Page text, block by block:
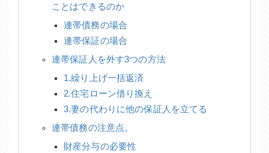
ことはできるのか
連帯債務の場合
連帯保証の場合
連帯保証人を外す3つの方法
1.繰り上げ一括返済
2.住宅ローン借り換え
3.妻の代わりに他の保証人を立てる
連帯債務の注意点。
財産分与の必要性